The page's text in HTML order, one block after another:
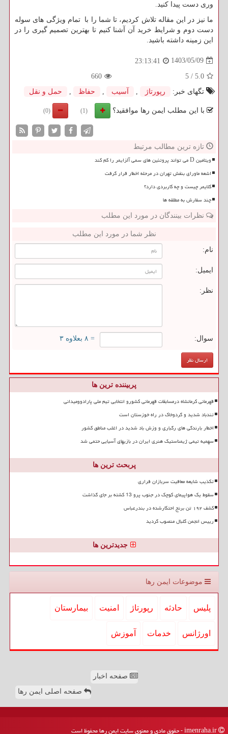
وری دست پیدا کنید.
ما نیز در این مقاله تلاش کردیم، تا شما را با تمام ویژگی های سوله
دست دوم و شرایط خرید آن آشنا کنیم تا بهترین تصمیم گیری را در
این زمینه داشته باشید.
1403/05/09
23:13:41
5.0
/
5
660
تگهای خبر:
رپورتاژ آسیب حفاظ حمل و نقل
با این مطلب ایمن رها موافقید؟ (1)
(0)
تازه ترین مطالب مرتبط
ویتامین D می تواند پروتئین های سمی آلزایمر را کم کند
اشعه ماورای بنفش تهران در مرحله اخطار قرار گرفت
کلایمر چیست و چه کاربردی دارد؟
چند سفارش به مطلقه ها
نظرات بینندگان در مورد این مطلب
نظر شما در مورد این مطلب
نام:
ایمیل:
نظر:
سوال: = ۸ بعلاوه ۳
پربیننده ترین ها
قهرمانی کرمانشاه درمسابقات قهرمانی کشورو انتخابی تیم ملی پارادوومیدانی
تندباد شدید و گردوخاک در راه خوزستان است
اخطار بارندگی های رگباری و وزش باد شدید در اغلب مناطق کشور
سهمیه تیمی ژیمناستیک هنری ایران در بازیهای آسیایی حتمی شد
پربحث ترین ها
تکذیب شایعه معافیت سربازان فراری
سقوط یک هواپیمای کوچک در جنوب پرو 13 کشته بر جای گذاشت
کشف ۱۹۲ تن برنج احتکارشده در بندرعباس
رییس انجمن گلبال منصوب گردید
جدیدترین ها
موضوعات ایمن رها
پلیس حادثه رپورتاژ امنیت بیمارستان
اورژانس خدمات آموزش
صفحه اخبار
صفحه اصلی ایمن رها